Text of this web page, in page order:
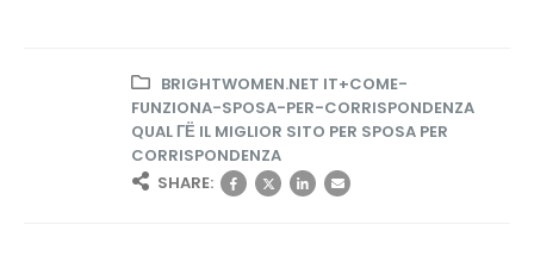
BRIGHTWOMEN.NET IT+COME-
FUNZIONA-SPOSA-PER-CORRISPONDENZA
QUAL ГЁ IL MIGLIOR SITO PER SPOSA PER
CORRISPONDENZA
SHARE: